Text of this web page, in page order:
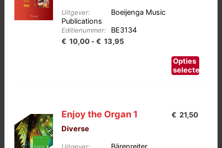
Uitgever:
Boeijenga Music
Publications
Editienummer:
BE3134
€ 10,00 - € 13,95Prijsklasse:
Opties
selecteren
Deze
optie
Enjoy the Organ 1
Diverse
Uitgever:
€ 21,50